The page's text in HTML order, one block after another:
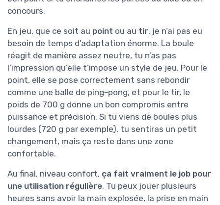
concours.
En jeu, que ce soit au point ou au tir, je n’ai pas eu
besoin de temps d’adaptation énorme. La boule
réagit de manière assez neutre, tu n’as pas
l’impression qu’elle t’impose un style de jeu. Pour le
point, elle se pose correctement sans rebondir
comme une balle de ping-pong, et pour le tir, le
poids de 700 g donne un bon compromis entre
puissance et précision. Si tu viens de boules plus
lourdes (720 g par exemple), tu sentiras un petit
changement, mais ça reste dans une zone
confortable.
Au final, niveau confort, ça fait vraiment le job pour
une utilisation régulière. Tu peux jouer plusieurs
heures sans avoir la main explosée, la prise en main